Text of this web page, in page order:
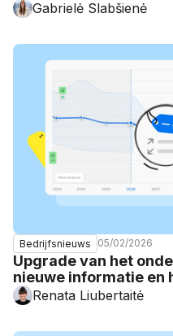
Gabrielė Slabšienė
Bedrijfsnieuws 05/02/2026
Upgrade van het
nieuwe informatie en
Renata Liubertaitė